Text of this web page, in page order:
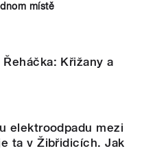
místě
Křižany a
elektroodpadu mezi
ta v Žibřidicích. Jak